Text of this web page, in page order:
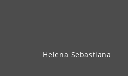
Helena Sebastiana